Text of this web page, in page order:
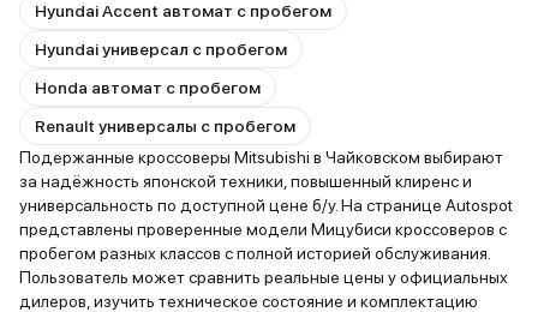
Hyundai Accent автомат с пробегом
Hyundai универсал с пробегом
Honda автомат с пробегом
Renault универсалы с пробегом
Подержанные кроссоверы Mitsubishi в Чайковском выбирают
за надёжность японской техники, повышенный клиренс и
универсальность по доступной цене б/у. На странице Autospot
представлены проверенные модели Мицубиси кроссоверов с
пробегом разных классов с полной историей обслуживания.
Пользователь может сравнить реальные цены у официальных
дилеров, изучить техническое состояние и комплектацию